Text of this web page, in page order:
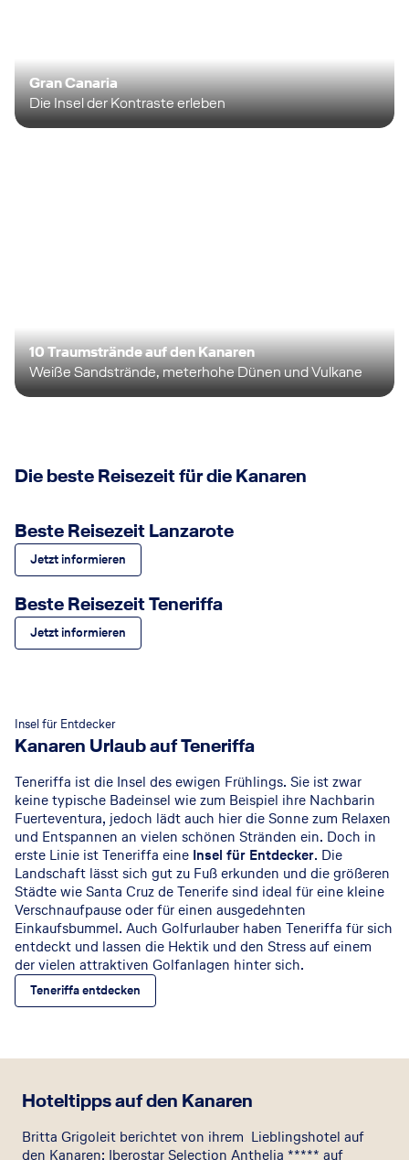
Gran Canaria
Die Insel der Kontraste erleben
10 Traumstrände auf den Kanaren
Weiße Sandstrände, meterhohe Dünen und Vulkane
Die beste Reisezeit für die Kanaren
Beste Reisezeit Lanzarote
Jetzt informieren
Beste Reisezeit Teneriffa
Jetzt informieren
Insel für Entdecker
Kanaren Urlaub auf Teneriffa
Teneriffa ist die Insel des ewigen Frühlings. Sie ist zwar
keine typische Badeinsel wie zum Beispiel ihre Nachbarin
Fuerteventura, jedoch lädt auch hier die Sonne zum Relaxen
und Entspannen an vielen schönen Stränden ein. Doch in
erste Linie ist Teneriffa eine Insel für Entdecker. Die
Landschaft lässt sich gut zu Fuß erkunden und die größeren
Städte wie Santa Cruz de Tenerife sind ideal für eine kleine
Verschnaufpause oder für einen ausgedehnten
Einkaufsbummel. Auch Golfurlauber haben Teneriffa für sich
entdeckt und lassen die Hektik und den Stress auf einem
der vielen attraktiven Golfanlagen hinter sich.
Teneriffa entdecken
Hoteltipps auf den Kanaren
Britta Grigoleit berichtet von ihrem Lieblingshotel auf
den Kanaren: Iberostar Selection Anthelia ***** auf